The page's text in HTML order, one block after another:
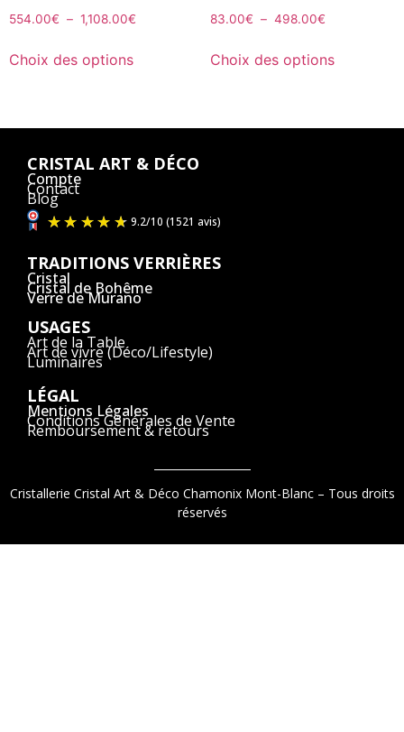
554.00€ – 1,108.00€
Choix des options
83.00€ – 498.00€
Choix des options
CRISTAL ART & DÉCO
Compte
Contact
Blog
TRADITIONS VERRIÈRES
Cristal
Cristal de Bohême
Verre de Murano
USAGES
Art de la Table
Art de vivre (Déco/Lifestyle)
Luminaires
LÉGAL
Mentions Légales
Conditions Générales de Vente
Remboursement & retours
Cristallerie Cristal Art & Déco Chamonix Mont-Blanc – Tous droits
réservés